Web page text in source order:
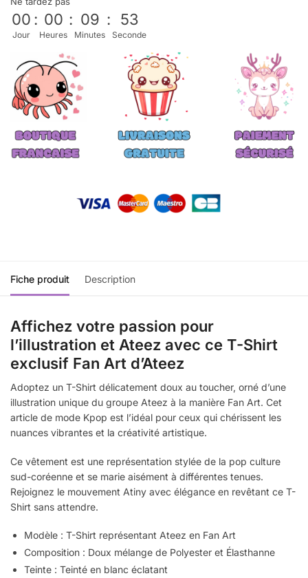
00
Jour
: 00
Heures
: 09
Minutes
: 53
Seconde
Fiche produit Description
Affichez votre passion pour
l’illustration et Ateez avec ce T-Shirt
exclusif Fan Art d’Ateez
Adoptez un T-Shirt délicatement doux au toucher, orné d’une
illustration unique du groupe Ateez à la manière Fan Art. Cet
article de mode Kpop est l’idéal pour ceux qui chérissent les
nuances vibrantes et la créativité artistique.
Ce vêtement est une représentation stylée de la pop culture
sud-coréenne et se marie aisément à différentes tenues.
Rejoignez le mouvement Atiny avec élégance en revêtant ce T-
Shirt sans attendre.
Modèle : T-Shirt représentant Ateez en Fan Art
Composition : Doux mélange de Polyester et Élasthanne
Teinte : Teinté en blanc éclatant